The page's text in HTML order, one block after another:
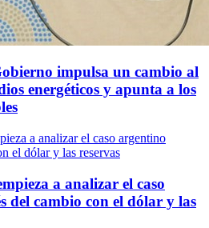
impulsa un cambio al
energéticos y apunta a los
a analizar el caso
del cambio con el dólar y las